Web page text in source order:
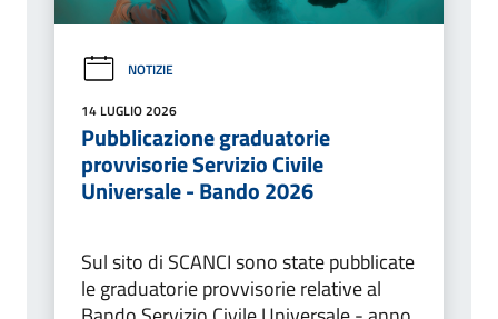
NOTIZIE
14 LUGLIO 2026
Pubblicazione graduatorie
provvisorie Servizio Civile
Universale - Bando 2026
Sul sito di SCANCI sono state pubblicate
le graduatorie provvisorie relative al